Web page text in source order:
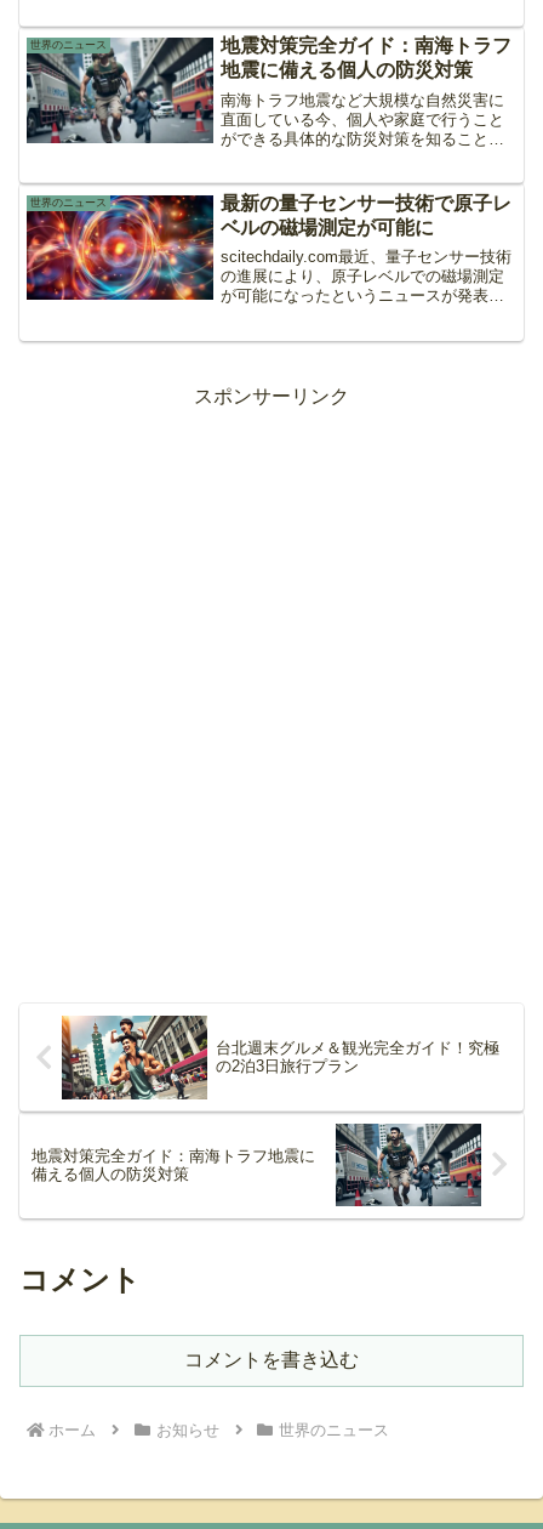
を利用しているが、毎回店員から「残り
の品物」について質問され...
世界のニュース
地震対策完全ガイド：南海トラフ
地震に備える個人の防災対策
南海トラフ地震など大規模な自然災害に
直面している今、個人や家庭で行うこと
ができる具体的な防災対策を知ることは
リストまで、災害対策の全てを詳しく解
説します。1. 「自助」...
世界のニュース
最新の量子センサー技術で原子レ
ベルの磁場測定が可能に
scitechdaily.com最近、量子センサー技術
の進展により、原子レベルでの磁場測定
が可能になったというニュースが発表さ
スポンサーリンク
台北週末グルメ＆観光完全ガイド！究極
の2泊3日旅行プラン
地震対策完全ガイド：南海トラフ地震に
備える個人の防災対策
コメント
コメントを書き込む
ホーム お知らせ 世界のニュース